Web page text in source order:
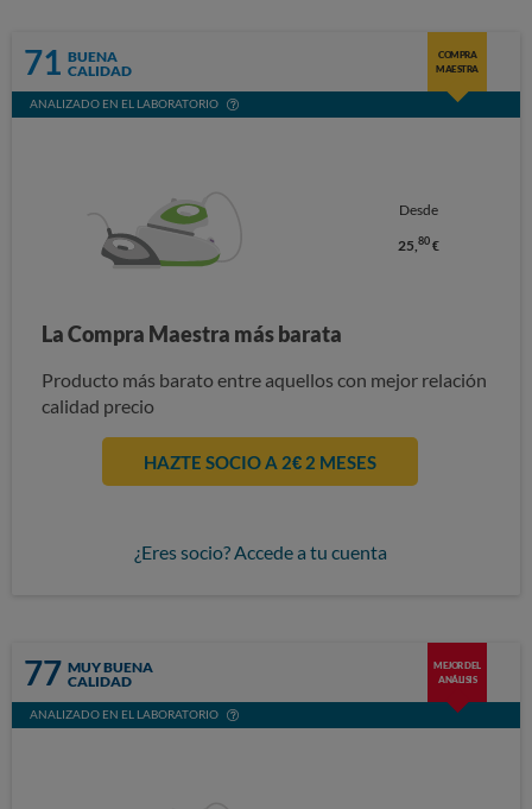
71 BUENA
CALIDAD
COMPRA
MAESTRA
ANALIZADO EN EL LABORATORIO
Desde
25, 80€
La Compra Maestra más barata
Producto más barato entre aquellos con mejor relación
calidad precio
HAZTE SOCIO A 2€ 2 MESES
¿Eres socio? Accede a tu cuenta
77 MUY BUENA
CALIDAD
MEJOR DEL
ANÁLISIS
ANALIZADO EN EL LABORATORIO